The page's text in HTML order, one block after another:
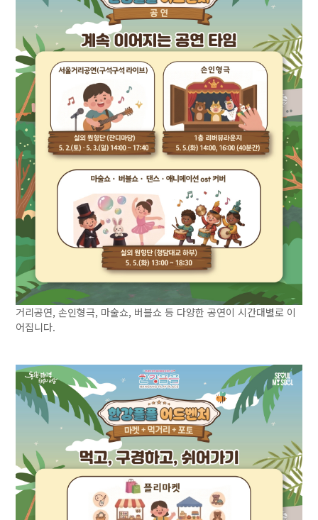
거리공연, 손인형극, 마술쇼, 버블쇼 등 다양한 공연이 시간대별로 이
어집니다.